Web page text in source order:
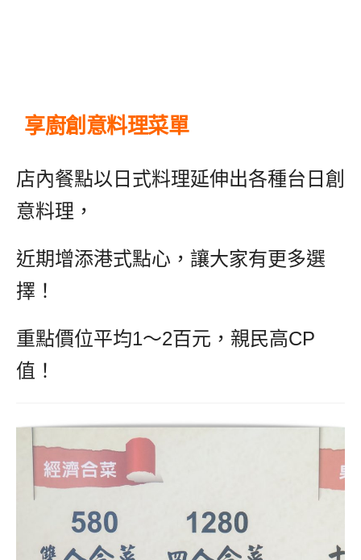
享廚創意料理菜單
店內餐點以日式料理延伸出各種台日創
意料理，
近期增添港式點心，讓大家有更多選
擇！
重點價位平均1～2百元，親民高CP
值！